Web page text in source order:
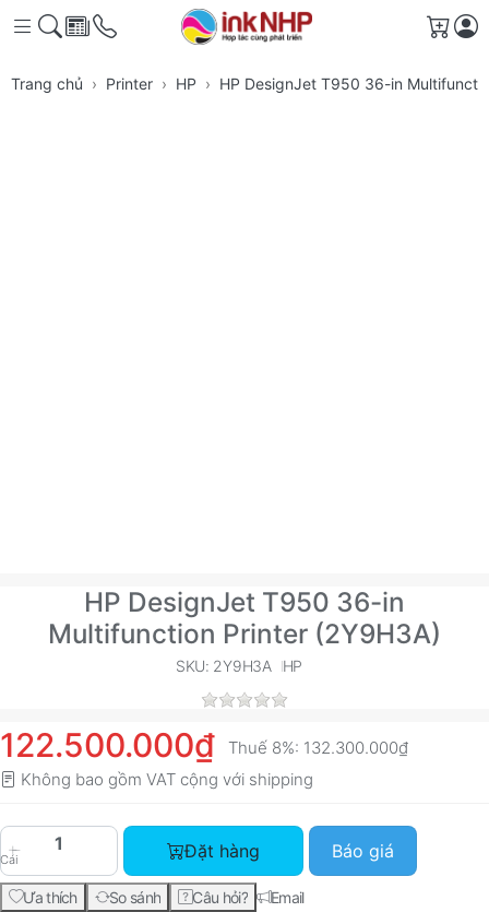
Giỏ
Trang chủ Printer HP HP DesignJet T950 36-in
HP DesignJet T950 36-in
Multifunction Printer (2Y9H3A)
SKU: 2Y9H3A HP
122.500.000₫ Thuế 8%: 132.300.000₫
Không bao gồm VAT cộng với shipping
Cái
HP DesignJet T950 36-in Multifunction Printer
Đặt hàng Báo giá
Ưa thích So sánh Câu hỏi? Email